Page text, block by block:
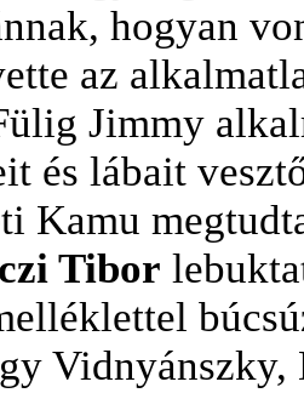
hogyan
az
Jimmy
és lábait
Kamu
Tibor
Vidnyánszky,